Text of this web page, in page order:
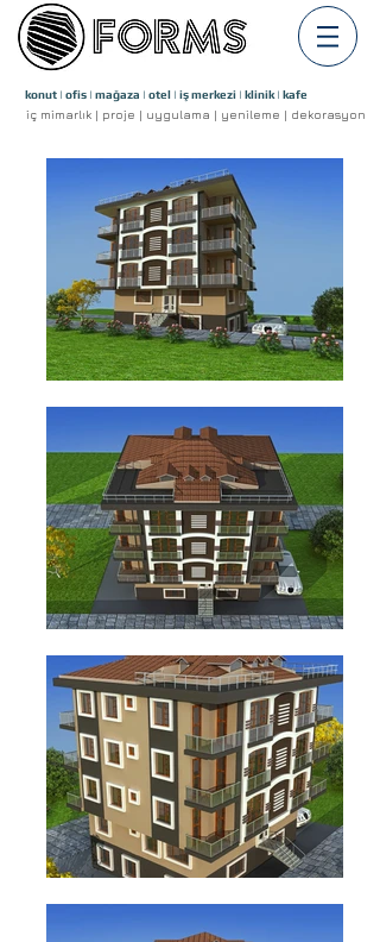
konut | ofis | mağaza | otel | iş merkezi | klinik | kafe
iç mimarlık | proje | uygulama | yenileme |